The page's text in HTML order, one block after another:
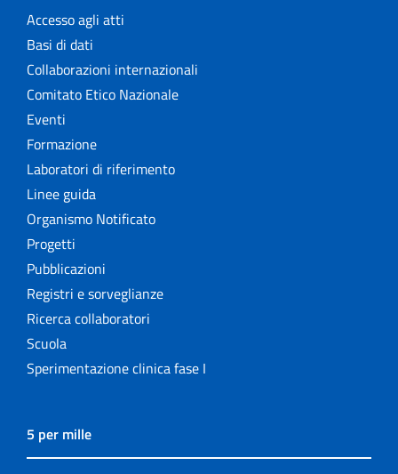
Accesso agli atti
Basi di dati
Collaborazioni internazionali
Comitato Etico Nazionale
Eventi
Formazione
Laboratori di riferimento
Linee guida
Organismo Notificato
Progetti
Pubblicazioni
Registri e sorveglianze
Ricerca collaboratori
Scuola
Sperimentazione clinica fase I
5 per mille